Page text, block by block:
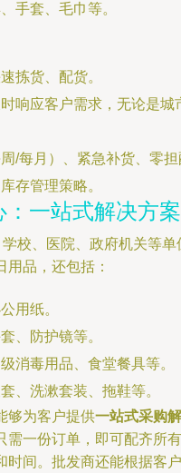
手套、毛巾等。
拣货、配货。
时响应客户需求，无论是城
/每月）、紧急补货、零
存管理策略。
一站式解决方案
校、医院、政府机关等单
品，还包括：
用纸。
、防护镜等。
消毒用品、食堂餐具等。
、洗漱套装、拖鞋等。
够为客户提供一站式采购解
需一份订单，即可配齐所有
时间。批发商还能根据客户